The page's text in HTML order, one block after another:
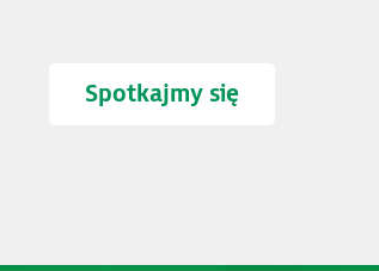
Spotkajmy się